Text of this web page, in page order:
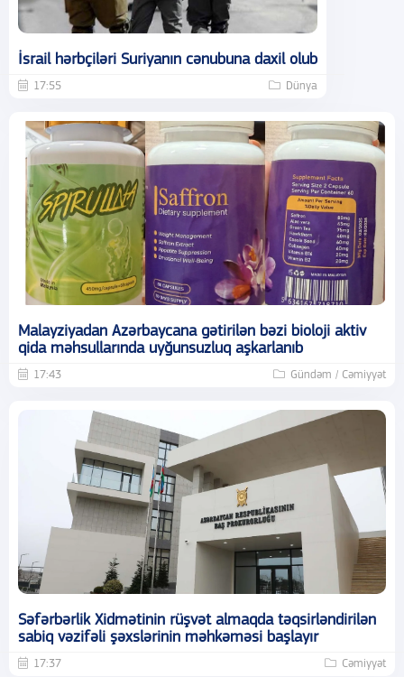
İsrail hərbçiləri Suriyanın cənubuna daxil olub
17:55 Dünya
Malayziyadan Azərbaycana gətirilən bəzi bioloji aktiv
qida məhsullarında uyğunsuzluq aşkarlanıb
17:43 Gündəm / Cəmiyyət
Səfərbərlik Xidmətinin rüşvət almaqda təqsirləndirilən
sabiq vəzifəli şəxslərinin məhkəməsi başlayır
17:37 Cəmiyyət